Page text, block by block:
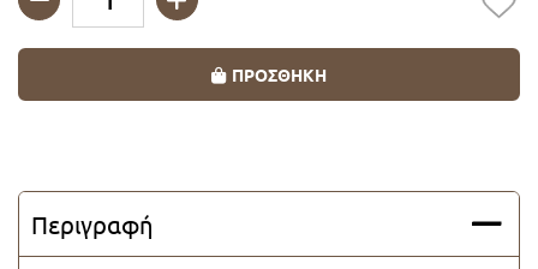
Λαμπάδες Vintage
Λαμπάδες με καρδιές
Λαμπάδες Οικολογικές
ΠΡΟΣΘΗΚΗ
Περιγραφή